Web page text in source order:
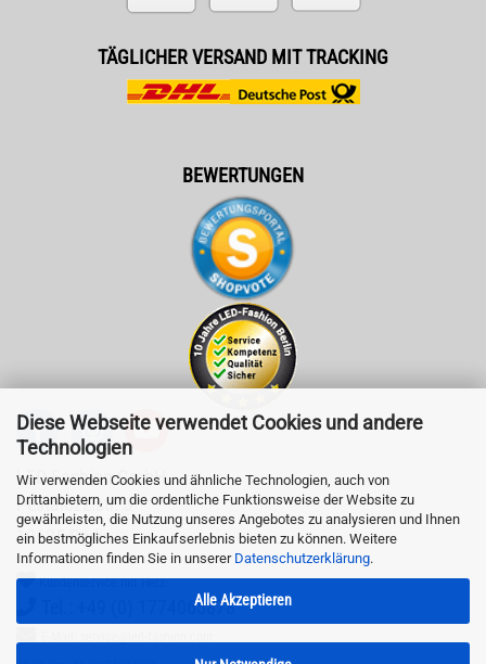
Diese Webseite verwendet Cookies und andere
Technologien
Wir verwenden Cookies und ähnliche Technologien, auch von
Drittanbietern, um die ordentliche Funktionsweise der Website zu
gewährleisten, die Nutzung unseres Angebotes zu analysieren und Ihnen
ein bestmögliches Einkaufserlebnis bieten zu können. Weitere
Informationen finden Sie in unserer Datenschutzerklärung.
Alle Akzeptieren
TÄGLICHER VERSAND MIT TRACKING
BEWERTUNGEN
LED-Fashion GmbH
Pestalozzistr. 3
10625 Berlin
Kundenservice mit Herz:
Tel.: +49 (0) 1774065878